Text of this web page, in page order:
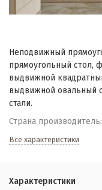
Неподвижный
прямоугольный стол,
выдвижной
выдвижной овальный
стали.
Страна производитель:
Все характеристики
Характеристики